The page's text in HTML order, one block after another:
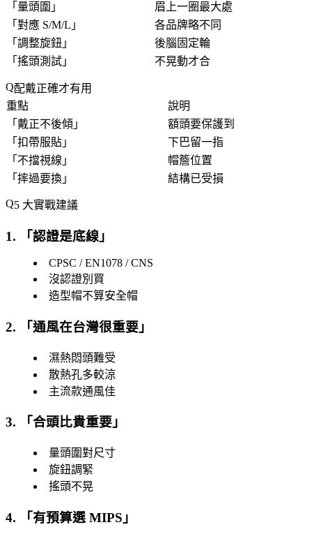
「 量頭圍 」
眉上一圈最大處
「 對應 S/M/L 」
各品牌略不同
「 調整旋鈕 」
後腦固定輪
「 搖頭測試 」 不晃動才合
配戴正確才有用
重點
說明
「 戴正不後傾 」
額頭要保護到
「 扣帶服貼 」
下巴留一指
「 不擋視線 」
帽簷位置
「 摔過要換 」 結構已受損
5 大實戰建議
1. 「認證是底線 」
CPSC / EN1078 / CNS
沒認證別買
造型帽不算安全帽
2. 「通風在台灣很重要 」
濕熱悶頭難受
散熱孔多較涼
主流款通風佳
3. 「合頭比貴重要 」
量頭圍對尺寸
旋鈕調緊
搖頭不晃
4. 「有預算選 MIPS 」